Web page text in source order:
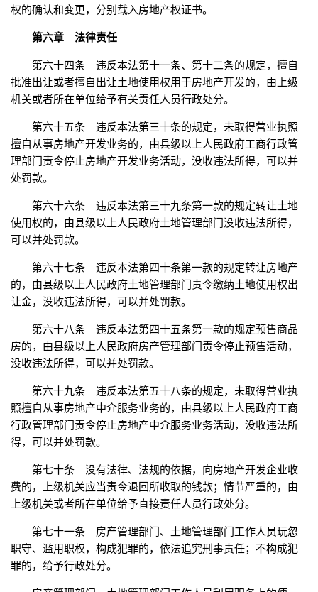
权的确认和变更，分别载入房地产权证书。
第六章 法律责任
第六十四条 违反本法第十一条、第十二条的规定，擅自
批准出让或者擅自出让土地使用权用于房地产开发的，由上级
机关或者所在单位给予有关责任人员行政处分。
第六十五条 违反本法第三十条的规定，未取得营业执照
擅自从事房地产开发业务的，由县级以上人民政府工商行政管
理部门责令停止房地产开发业务活动，没收违法所得，可以并
处罚款。
第六十六条 违反本法第三十九条第一款的规定转让土地
使用权的，由县级以上人民政府土地管理部门没收违法所得，
可以并处罚款。
第六十七条 违反本法第四十条第一款的规定转让房地产
的，由县级以上人民政府土地管理部门责令缴纳土地使用权出
让金，没收违法所得，可以并处罚款。
第六十八条 违反本法第四十五条第一款的规定预售商品
房的，由县级以上人民政府房产管理部门责令停止预售活动，
没收违法所得，可以并处罚款。
第六十九条 违反本法第五十八条的规定，未取得营业执
照擅自从事房地产中介服务业务的，由县级以上人民政府工商
行政管理部门责令停止房地产中介服务业务活动，没收违法所
得，可以并处罚款。
第七十条 没有法律、法规的依据，向房地产开发企业收
费的，上级机关应当责令退回所收取的钱款；情节严重的，由
上级机关或者所在单位给予直接责任人员行政处分。
第七十一条 房产管理部门、土地管理部门工作人员玩忽
职守、滥用职权，构成犯罪的，依法追究刑事责任；不构成犯
罪的，给予行政处分。